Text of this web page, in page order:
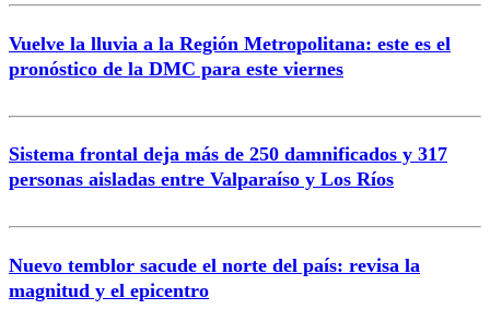
Vuelve la lluvia a la Región Metropolitana: este es el
pronóstico de la DMC para este viernes
Sistema frontal deja más de 250 damnificados y 317
personas aisladas entre Valparaíso y Los Ríos
Nuevo temblor sacude el norte del país: revisa la
magnitud y el epicentro